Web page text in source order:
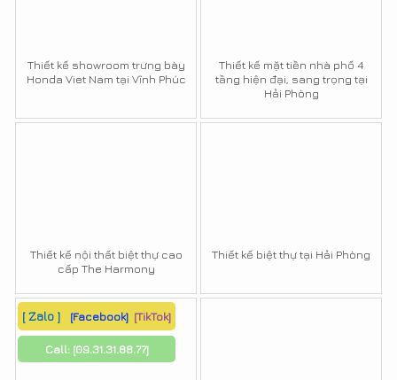
Thiết kế showroom trưng bày
Honda Viet Nam tại Vĩnh Phúc
Thiết kế mặt tiền nhà phố 4
tầng hiện đại, sang trọng tại
Hải Phòng
Thiết kế nội thất biệt thự cao
cấp The Harmony
Thiết kế biệt thự tại Hải Phòng
[ Zalo ] [Facebook] [TikTok]
Call: [09.31.31.88.77]